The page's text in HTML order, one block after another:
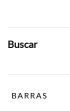
Buscar
por:
BARRAS